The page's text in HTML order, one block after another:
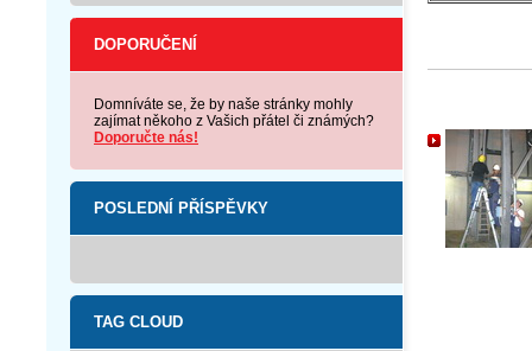
DOPORUČENÍ
Domníváte se, že by naše stránky mohly
zajímat někoho z Vašich přátel či známých?
Doporučte nás!
POSLEDNÍ PŘÍSPĚVKY
TAG CLOUD